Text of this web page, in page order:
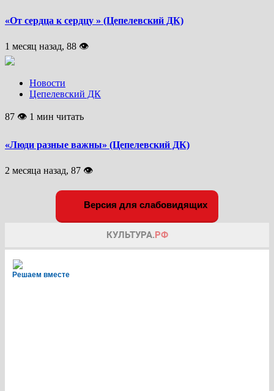
«От сердца к сердцу » (Цепелевский ДК)
1 месяц назад, 88 👁
Новости
Цепелевский ДК
87 👁 1 мин читать
«Люди разные важны» (Цепелевский ДК)
2 месяца назад, 87 👁
Версия для слабовидящих
Решаем вместе